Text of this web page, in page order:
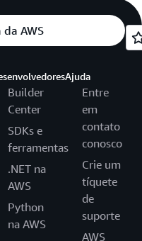
AWS
Builder
Center
SDKs e
ferramentas
.NET na
AWS
Python
na AWS
Ajuda
Entre
em
contato
conosco
Crie um
tíquete
de
suporte
AWS